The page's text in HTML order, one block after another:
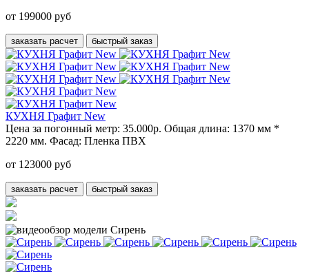
от 199000 руб
заказать расчет быстрый заказ
КУХНЯ Графит New
Цена за погонный метр: 35.000р. Общая длина: 1370 мм *
2220 мм. Фасад: Пленка ПВХ
от 123000 руб
заказать расчет быстрый заказ